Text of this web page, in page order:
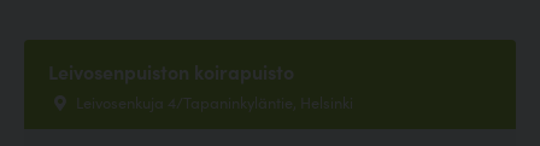
Leivosenpuiston koirapuisto
Leivosenkuja 4/Tapaninkyläntie, Helsinki